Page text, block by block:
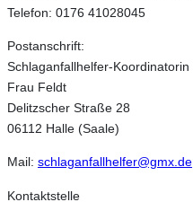
Telefon: 0176 41028045
Postanschrift:
Schlaganfallhelfer-Koordinatorin
Frau Feldt
Delitzscher Straße 28
06112 Halle (Saale)
Mail: schlaganfallhelfer@gmx.de
Kontaktstelle